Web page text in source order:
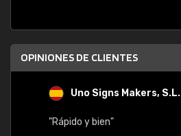
OPINIONES DE CLIENTES
Uno Signs Makers, S.L.
"Rápido y bien"